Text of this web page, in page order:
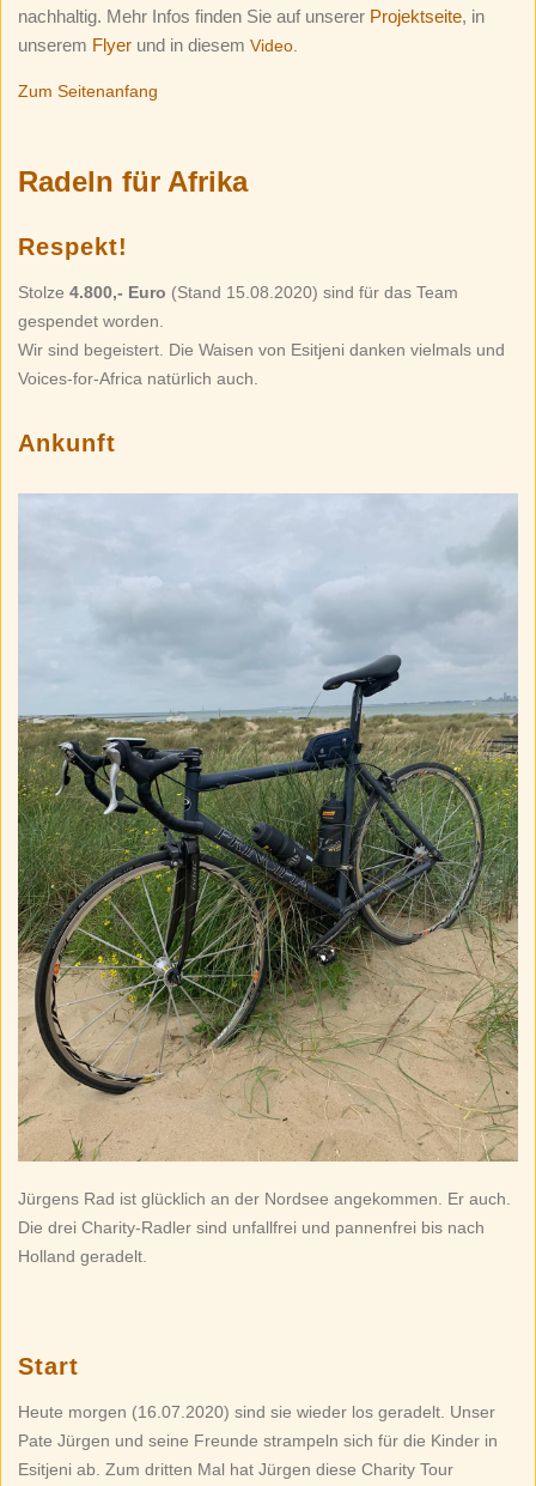
nachhaltig. Mehr Infos finden Sie auf unserer Projektseite, in
unserem Flyer und in diesem Video.
Zum Seitenanfang
Radeln für Afrika
Respekt!
Stolze 4.800,- Euro (Stand 15.08.2020) sind für das Team
gespendet worden.
Wir sind begeistert. Die Waisen von Esitjeni danken vielmals und
Voices-for-Africa natürlich auch.
Ankunft
Jürgens Rad ist glücklich an der Nordsee angekommen. Er auch.
Die drei Charity-Radler sind unfallfrei und pannenfrei bis nach
Holland geradelt.
Start
Heute morgen (16.07.2020) sind sie wieder los geradelt. Unser
Pate Jürgen und seine Freunde strampeln sich für die Kinder in
Esitjeni ab. Zum dritten Mal hat Jürgen diese Charity Tour